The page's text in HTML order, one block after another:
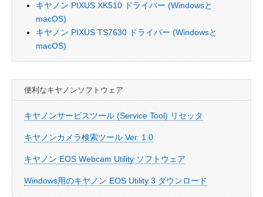
キヤノン PIXUS XK510 ドライバー (Windowsと
macOS)
キヤノン PIXUS TS7630 ドライバー (Windowsと
macOS)
便利なキヤノンソフトウェア
キヤノンサービスツール (Service Tool) リセッタ
キヤノンカメラ検索ツール Ver. 1.0
キヤノン EOS Webcam Utility ソフトウェア
Windows用のキヤノン EOS Utility 3 ダウンロード